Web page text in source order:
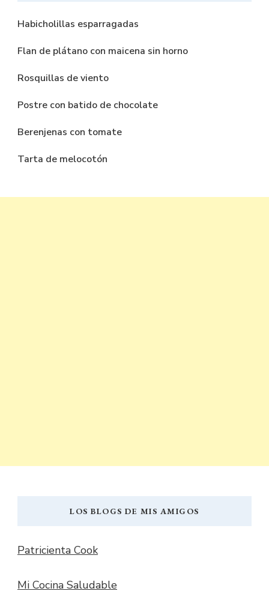
Habicholillas esparragadas
Flan de plátano con maicena sin horno
Rosquillas de viento
Postre con batido de chocolate
Berenjenas con tomate
Tarta de melocotón
LOS BLOGS DE MIS AMIGOS
Patricienta Cook
Mi Cocina Saludable